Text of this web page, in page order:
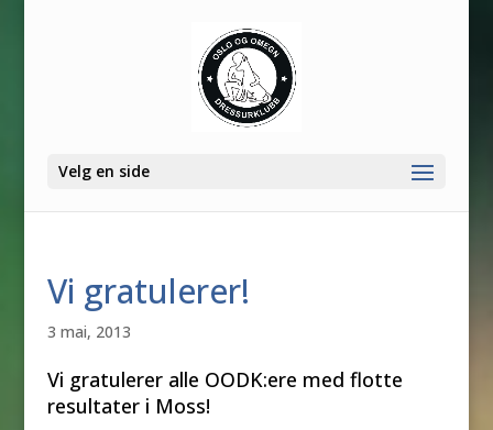
Velg en side
Vi gratulerer!
3 mai, 2013
Vi gratulerer alle OODK:ere med flotte
resultater i Moss!